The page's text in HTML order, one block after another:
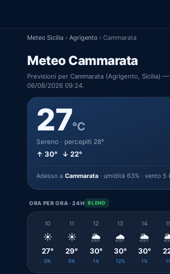
Meteo Sicilia › Agrigento › Cammarata
Meteo Cammarata
Previsioni per Cammarata (Agrigento, Sicilia)
06/08/2026 09:24.
27°C
Sereno · percepiti 28°
↑ 30° ↓ 22°
Adesso a Cammarata · umidità 63% · vento
ORA PER ORA · 24H BLEND
10
☀️
27°
0%
11
☀️
29°
0%
12
🌦️
30°
1%
13
🌧️
30°
12%
14
🌦️
30°
1%